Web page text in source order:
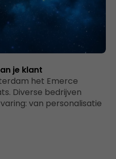
je klant
het Emerce
Diverse bedrijven
van personalisatie